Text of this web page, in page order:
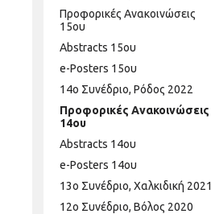
Προφορικές Ανακοινώσεις
15ου
Abstracts 15ου
e-Posters 15ου
14ο Συνέδριο, Ρόδος 2022
Προφορικές Ανακοινώσεις
14ου
Abstracts 14ου
e-Posters 14ου
13ο Συνέδριο, Χαλκιδική 2021
12ο Συνέδριο, Βόλος 2020